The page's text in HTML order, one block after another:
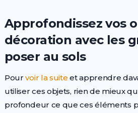
Approfondissez vos
décoration avec les
poser au sols
Pourvoir la suite et apprendre
utiliser ces objets, rien de mieux
profondeur ce que ces éléments